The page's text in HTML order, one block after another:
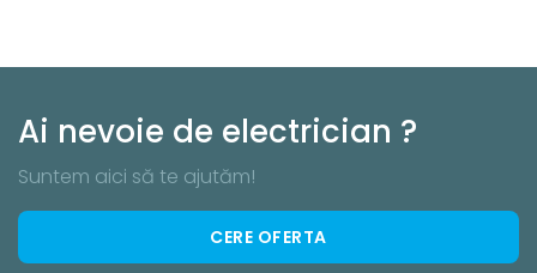
Ai nevoie de electrician ?
Suntem aici să te ajutăm!
CERE OFERTA